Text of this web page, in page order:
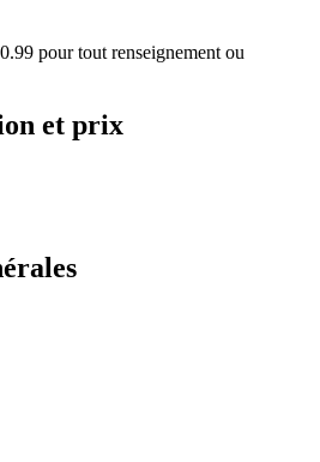
pour tout renseignement ou
et prix